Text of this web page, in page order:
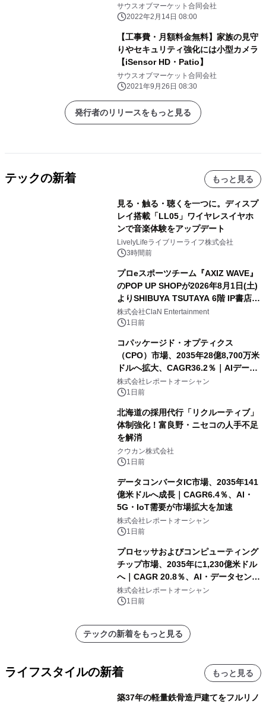
グ
サウスオブマーケット合同会社
2022年2月14日 08:00
【工事費・月額料金無料】家族の見守
りやセキュリティ強化には小型カメラ
【iSensor HD・Patio】
サウスオブマーケット合同会社
2021年9月26日 08:30
発行者のリリースをもっと見る
テックの新着 もっと見る
見る・触る・聴くを一つに。ディスプ
レイ搭載「LL05」ワイヤレスイヤホ
ンで音楽体験をアップデート
LivelyLifeライブリーライフ株式会社
3時間前
プロeスポーツチーム『AXIZ WAVE』
のPOP UP SHOPが2026年8月1日(土)
よりSHIBUYA TSUTAYA 6階 IP書店で
開催決定！！
株式会社ClaN Entertainment
1日前
コパッケージド・オプティクス
（CPO）市場、2035年28億8,700万米
ドルへ拡大、CAGR36.2％｜AIデータ
センター・高速光通信需要が成長を加
速
株式会社レポートオーシャン
1日前
北海道の採用代行「リクルーティブ」
体制強化！富良野・ニセコの人手不足
を解消
クウカン株式会社
1日前
データコンバータIC市場、2035年141
億米ドルへ成長｜CAGR6.4％、AI・
5G・IoT需要が市場拡大を加速
株式会社レポートオーシャン
1日前
プロセッサおよびコンピューティング
チップ市場、2035年に1,230億米ドル
へ｜CAGR 20.8％、AI・データセンタ
ー需要が成長を牽引
株式会社レポートオーシャン
1日前
テックの新着をもっと見る
ライフスタイルの新着 もっと見る
築37年の軽量鉄骨造戸建てをフルリノ